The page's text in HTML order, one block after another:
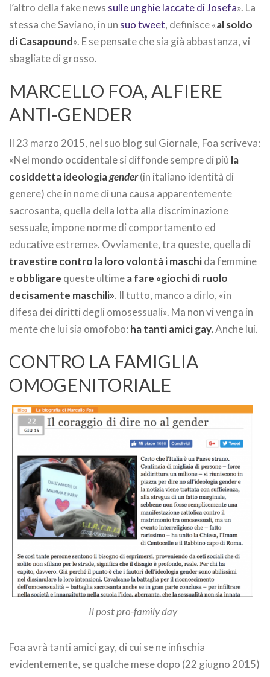
l’altro della fake news sulle unghie laccate di Josefa». La
stessa che Saviano, in un suo tweet, definisce «al soldo
di Casapound». E se pensate che sia già abbastanza, vi
sbagliate di grosso.
MARCELLO FOA, ALFIERE
ANTI-GENDER
Il 23 marzo 2015, nel suo blog sul Giornale, Foa scriveva:
«Nel mondo occidentale si diffonde sempre di più la
cosiddetta ideologiagender(in italiano identità di
genere) che in nome di una causa apparentemente
sacrosanta, quella della lotta alla discriminazione
sessuale, impone norme di comportamento ed
educative estreme». Ovviamente, tra queste, quella di
travestire contro la loro volontà i maschida femmine
eobbligare queste ultimea fare «giochi di ruolo
decisamente maschili». Il tutto, manco a dirlo, «in
difesa dei diritti degli omosessuali». Ma non vi venga in
mente che lui sia omofobo: ha tanti amici gay.Anche lui.
CONTRO LA FAMIGLIA
OMOGENITORIALE
Il post pro-family day
Foa avrà tanti amici gay, di cui se ne infischia
evidentemente, se qualche mese dopo (22 giugno 2015)